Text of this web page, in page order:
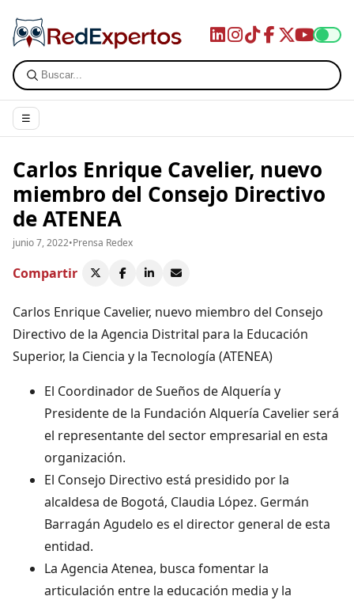
☰
Carlos Enrique Cavelier, nuevo
miembro del Consejo Directivo
de ATENEA
junio 7, 2022•Prensa Redex
Compartir
Carlos Enrique Cavelier, nuevo miembro del Consejo
Directivo de la Agencia Distrital para la Educación
Superior, la Ciencia y la Tecnología (ATENEA)
El Coordinador de Sueños de Alquería y
Presidente de la Fundación Alquería Cavelier será
el representante del sector empresarial en esta
organización.
El Consejo Directivo está presidido por la
alcaldesa de Bogotá, Claudia López. Germán
Barragán Agudelo es el director general de esta
entidad.
La Agencia Atenea, busca fomentar la
articulación entre la educación media y la